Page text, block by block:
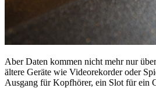
Aber Daten kommen nicht mehr nur
ältere Geräte wie Videorekorder oder
Ausgang für Kopfhörer, ein Slot für ein